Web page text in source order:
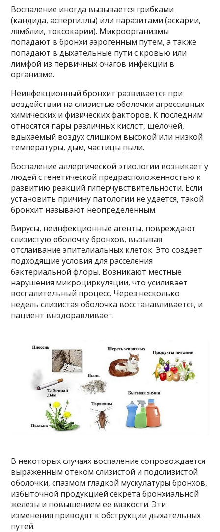
Воспаление иногда вызывается грибками
(кандида, аспергиллы) или паразитами (аскарии,
лямблии, токсокарии). Микроорганизмы
попадают в бронхи аэрогенным путем, а также
попадают в дыхательные пути с кровью или
лимфой из первичных очагов инфекции в
организме.
Неинфекционный бронхит развивается при
воздействии на слизистые оболочки агрессивных
химических и физических факторов. К последним
относятся пары различных кислот, щелочей,
вдыхаемый воздух слишком высокой или низкой
температуры, дым, частицы пыли.
Воспаление аллергической этиологии возникает у
людей с генетической предрасположенностью к
развитию реакций гиперчувствительности. Если
установить причину патологии не удается, такой
бронхит называют неопределенным.
Вирусы, неинфекционные агенты, повреждают
слизистую оболочку бронхов, вызывая
отслаивание эпителиальных клеток. Это создает
подходящие условия для расселения
бактериальной флоры. Возникают местные
нарушения микроциркуляции, что усиливает
воспалительный процесс. Через несколько
недель слизистая оболочка восстанавливается, и
пациент выздоравливает.
В некоторых случаях воспаление сопровождается
выраженным отеком слизистой и подслизистой
оболочки, спазмом гладкой мускулатуры бронхов,
избыточной продукцией секрета бронхиальной
железы и повышением ее вязкости. Эти
изменения приводят к обструкции дыхательных
путей.